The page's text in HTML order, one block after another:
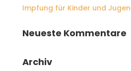
Impfung für Kinder und
Neueste Kommentare
Archiv